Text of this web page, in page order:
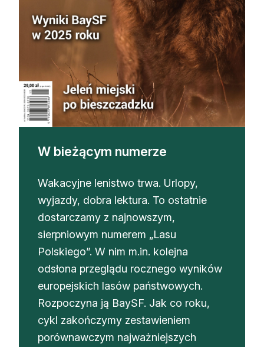
Strefa eksperta
Auto do lasu
Dla drwala
Leśnik na zakupach
Z zagranicy
O nas
100 lat „Lasu Polskiego”
Prenumerata
Reklama
Zostań autorem
Archiwum
W bieżącym numerze
Wakacyjne lenistwo trwa. Urlopy,
wyjazdy, dobra lektura. To ostatnie
dostarczamy z najnowszym,
sierpniowym numerem „Lasu
Polskiego”. W nim m.in. kolejna
odsłona przeglądu rocznego wyników
europejskich lasów państwowych.
Rozpoczyna ją BaySF. Jak co roku,
cykl zakończymy zestawieniem
porównawczym najważniejszych